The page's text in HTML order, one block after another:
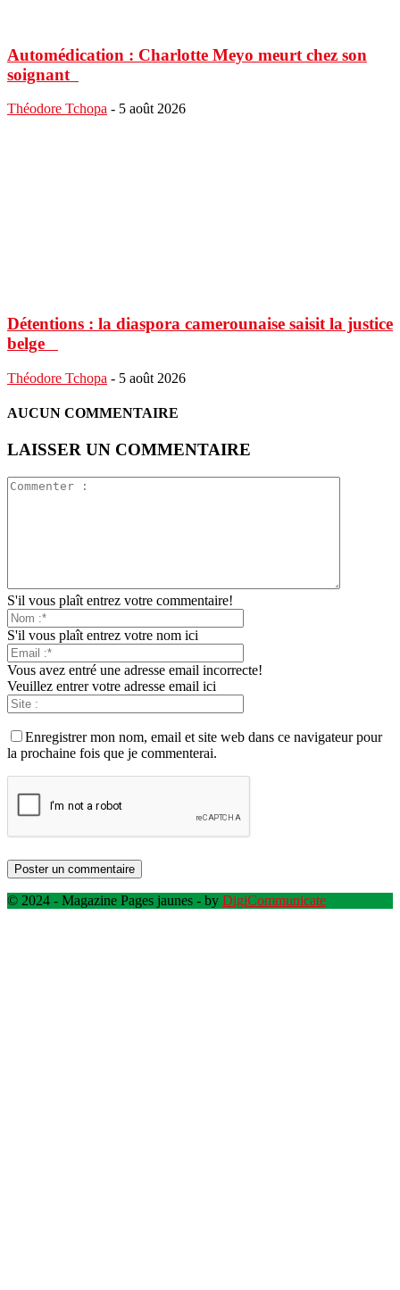
Automédication : Charlotte Meyo meurt chez son
soignant
Théodore Tchopa - 5 août 2026
Détentions : la diaspora camerounaise saisit la justice
belge
Théodore Tchopa - 5 août 2026
AUCUN COMMENTAIRE
LAISSER UN COMMENTAIRE
S'il vous plaît entrez votre commentaire!
S'il vous plaît entrez votre nom ici
Vous avez entré une adresse email incorrecte!
Veuillez entrer votre adresse email ici
Enregistrer mon nom, email et site web dans ce navigateur pour
la prochaine fois que je commenterai.
© 2024 - Magazine Pages jaunes - by DigiCommunicate